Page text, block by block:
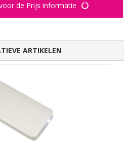
de Prijs informatie
ARTIKELEN